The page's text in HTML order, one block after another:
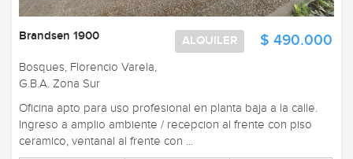
$ 490.000
ALQUILER
Brandsen 1900
Bosques, Florencio Varela,
G.B.A. Zona Sur
Oficina apto para uso profesional en planta baja a la calle.
Ingreso a amplio ambiente / recepcion al frente con piso
ceramico, ventanal al frente con ...